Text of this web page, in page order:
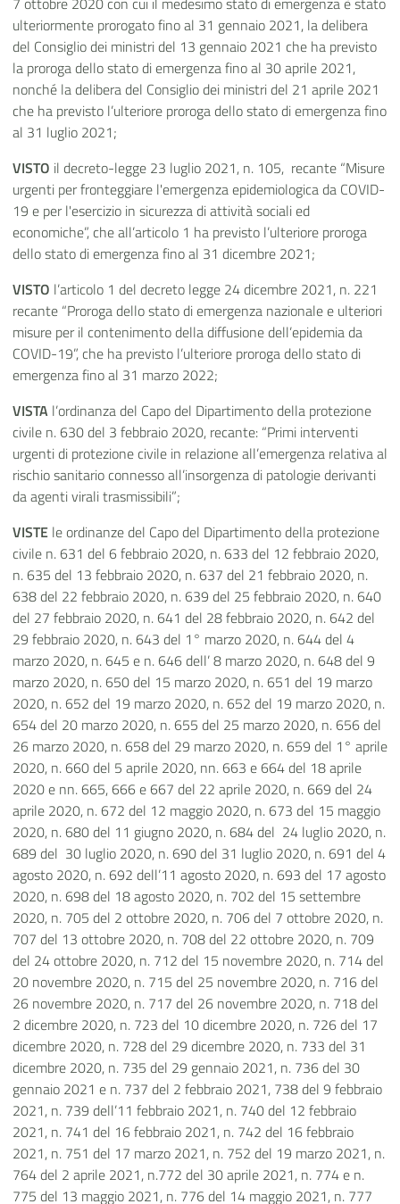
ulteriormente prorogato fino al 31 gennaio 2021, la delibera
del Consiglio dei ministri del 13 gennaio 2021 che ha previsto
la proroga dello stato di emergenza fino al 30 aprile 2021,
nonché la delibera del Consiglio dei ministri del 21 aprile 2021
che ha previsto l’ulteriore proroga dello stato di emergenza fino
al 31 luglio 2021;
VISTO il decreto-legge 23 luglio 2021, n. 105, recante “Misure
urgenti per fronteggiare l'emergenza epidemiologica da COVID-
19 e per l'esercizio in sicurezza di attività sociali ed
economiche”, che all’articolo 1 ha previsto l’ulteriore proroga
dello stato di emergenza fino al 31 dicembre 2021;
VISTO l’articolo 1 del decreto legge 24 dicembre 2021, n. 221
recante “Proroga dello stato di emergenza nazionale e ulteriori
misure per il contenimento della diffusione dell’epidemia da
COVID-19”, che ha previsto l’ulteriore proroga dello stato di
emergenza fino al 31 marzo 2022;
VISTA l’ordinanza del Capo del Dipartimento della protezione
civile n. 630 del 3 febbraio 2020, recante: “Primi interventi
urgenti di protezione civile in relazione all’emergenza relativa al
rischio sanitario connesso all’insorgenza di patologie derivanti
da agenti virali trasmissibili”;
VISTE le ordinanze del Capo del Dipartimento della protezione
civile n. 631 del 6 febbraio 2020, n. 633 del 12 febbraio 2020,
n. 635 del 13 febbraio 2020, n. 637 del 21 febbraio 2020, n.
638 del 22 febbraio 2020, n. 639 del 25 febbraio 2020, n. 640
del 27 febbraio 2020, n. 641 del 28 febbraio 2020, n. 642 del
29 febbraio 2020, n. 643 del 1° marzo 2020, n. 644 del 4
marzo 2020, n. 645 e n. 646 dell’ 8 marzo 2020, n. 648 del 9
marzo 2020, n. 650 del 15 marzo 2020, n. 651 del 19 marzo
2020, n. 652 del 19 marzo 2020, n. 652 del 19 marzo 2020, n.
654 del 20 marzo 2020, n. 655 del 25 marzo 2020, n. 656 del
26 marzo 2020, n. 658 del 29 marzo 2020, n. 659 del 1° aprile
2020, n. 660 del 5 aprile 2020, nn. 663 e 664 del 18 aprile
2020 e nn. 665, 666 e 667 del 22 aprile 2020, n. 669 del 24
aprile 2020, n. 672 del 12 maggio 2020, n. 673 del 15 maggio
2020, n. 680 del 11 giugno 2020, n. 684 del 24 luglio 2020, n.
689 del 30 luglio 2020, n. 690 del 31 luglio 2020, n. 691 del 4
agosto 2020, n. 692 dell’11 agosto 2020, n. 693 del 17 agosto
2020, n. 698 del 18 agosto 2020, n. 702 del 15 settembre
2020, n. 705 del 2 ottobre 2020, n. 706 del 7 ottobre 2020, n.
707 del 13 ottobre 2020, n. 708 del 22 ottobre 2020, n. 709
del 24 ottobre 2020, n. 712 del 15 novembre 2020, n. 714 del
20 novembre 2020, n. 715 del 25 novembre 2020, n. 716 del
26 novembre 2020, n. 717 del 26 novembre 2020, n. 718 del
2 dicembre 2020, n. 723 del 10 dicembre 2020, n. 726 del 17
dicembre 2020, n. 728 del 29 dicembre 2020, n. 733 del 31
dicembre 2020, n. 735 del 29 gennaio 2021, n. 736 del 30
gennaio 2021 e n. 737 del 2 febbraio 2021, 738 del 9 febbraio
2021, n. 739 dell’11 febbraio 2021, n. 740 del 12 febbraio
2021, n. 741 del 16 febbraio 2021, n. 742 del 16 febbraio
2021, n. 751 del 17 marzo 2021, n. 752 del 19 marzo 2021, n.
764 del 2 aprile 2021, n.772 del 30 aprile 2021, n. 774 e n.
775 del 13 maggio 2021, n. 776 del 14 maggio 2021, n. 777